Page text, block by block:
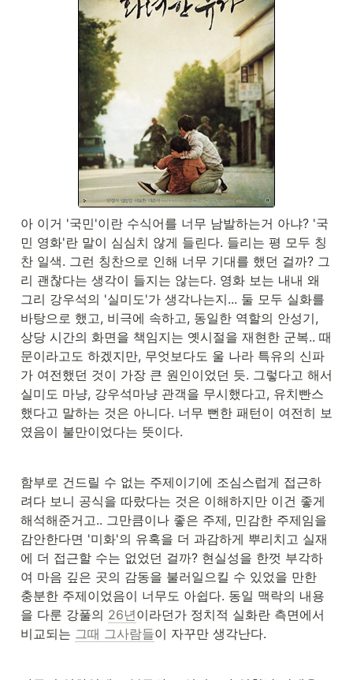
아 이거 '국민'이란 수식어를 너무 남발하는거 아냐? '국
민 영화'란 말이 심심치 않게 들린다. 들리는 평 모두 칭
찬 일색. 그런 칭찬으로 인해 너무 기대를 했던 걸까? 그
리 괜찮다는 생각이 들지는 않는다. 영화 보는 내내 왜
그리 강우석의 '실미도'가 생각나는지... 둘 모두 실화를
바탕으로 했고, 비극에 속하고, 동일한 역할의 안성기,
상당 시간의 화면을 책임지는 옛시절을 재현한 군복.. 때
문이라고도 하겠지만, 무엇보다도 울 나라 특유의 신파
가 여전했던 것이 가장 큰 원인이었던 듯. 그렇다고 해서
실미도 마냥, 강우석마냥 관객을 무시했다고, 유치빤스
했다고 말하는 것은 아니다. 너무 뻔한 패턴이 여전히 보
였음이 불만이었다는 뜻이다.
함부로 건드릴 수 없는 주제이기에 조심스럽게 접근하
려다 보니 공식을 따랐다는 것은 이해하지만 이건 좋게
해석해준거고.. 그만큼이나 좋은 주제, 민감한 주제임을
감안한다면 '미화'의 유혹을 더 과감하게 뿌리치고 실재
에 더 접근할 수는 없었던 걸까? 현실성을 한껏 부각하
여 마음 깊은 곳의 감동을 불러일으킬 수 있었을 만한
충분한 주제이었음이 너무도 아쉽다. 동일 맥락의 내용
을 다룬 강풀의 26년이라던가 정치적 실화란 측면에서
비교되는 그때 그사람들이 자꾸만 생각난다.